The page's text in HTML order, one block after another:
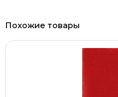
Похожие товары